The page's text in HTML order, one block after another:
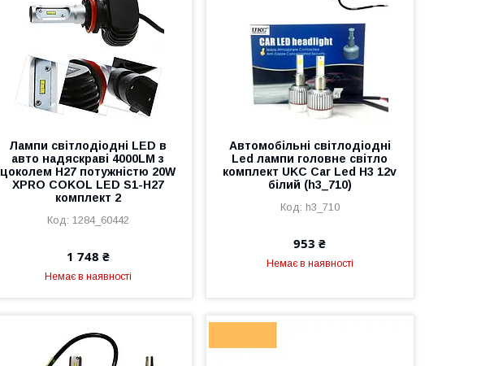
Лампи світлодіодні LED в
авто надяскраві 4000LM з
цоколем H27 потужністю 20W
XPRO COKOL LED S1-H27
комплект 2
1284_60442
1 748 ₴
Немає в наявності
Автомобільні світлодіодні
Led лампи головне світло
комплект UKC Car Led H3 12v
білий (h3_710)
h3_710
953 ₴
Немає в наявності